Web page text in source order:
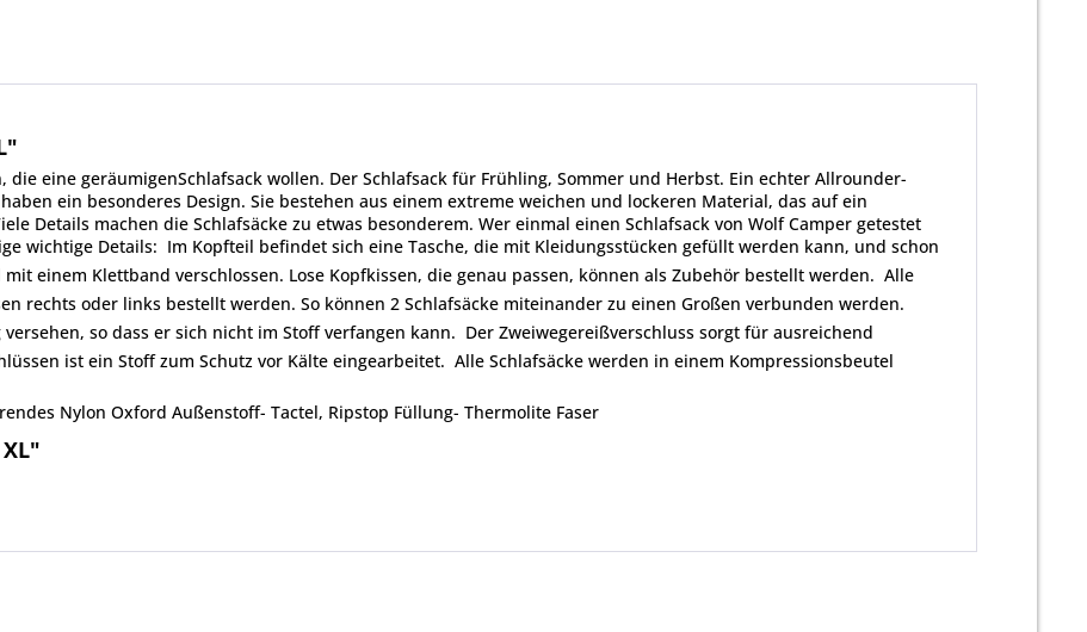
eine geräumigenSchlafsack wollen. Der Schlafsack für Frühling, Sommer und Herbst. Ein echter Allrounder-
ein besonderes Design. Sie bestehen aus einem extreme weichen und lockeren Material, das auf ein
Details machen die Schlafsäcke zu etwas besonderem. Wer einmal einen Schlafsack von Wolf Camper getestet
wichtige Details:  Im Kopfteil befindet sich eine Tasche, die mit Kleidungsstücken gefüllt werden kann, und schon
einem Klettband verschlossen. Lose Kopfkissen, die genau passen, können als Zubehör bestellt werden.  Alle
rechts oder links bestellt werden. So können 2 Schlafsäcke miteinander zu einen Großen verbunden werden. 
so dass er sich nicht im Stoff verfangen kann.  Der Zweiwegereißverschluss sorgt für ausreichend
ist ein Stoff zum Schutz vor Kälte eingearbeitet.  Alle Schlafsäcke werden in einem Kompressionsbeutel
Nylon Oxford Außenstoff- Tactel, Ripstop Füllung- Thermolite Faser